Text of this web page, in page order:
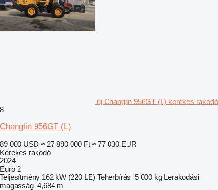
új Changlin 956GT (L) kerekes rakodó
8
Changlin 956GT (L)
89 000 USD ≈ 27 890 000 Ft ≈ 77 030 EUR
Kerekes rakodó
2024
Euro 2
Teljesítmény 162 kW (220 LE) Teherbírás 5 000 kg Lerakodási
magasság 4,684 m